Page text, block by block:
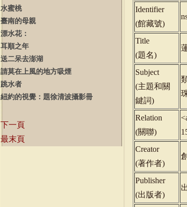
水蜜桃
臺南的母親
漂水花：
耳順之年
送二呆去澎湖
請莫在上風的地方吸煙
跳水者
紐約的視覺：題徐清波攝影冊
下一頁
最末頁
Identifier
(館藏號)
Title
(題名)
Subject
(主題和關
鍵詞)
Relation
(關聯)
Creator
(著作者)
Publisher
(出版者)